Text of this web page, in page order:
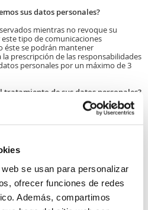
se usan para personalizar
ofrecer funciones de redes
Además, compartimos
sus datos personales?
mientras no revoque su
tipo de comunicaciones
éste se podrán mantener
prescripción de las responsabilidades
personales por un máximo de 3
tratamiento de sus datos personales?
de sus datos personales es
(información y presupuestos)
datos personales?
no hacerlo?